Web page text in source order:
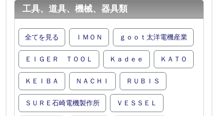
工具、道具、機械、器具類
全てを見る ＩＭＯＮ ｇｏｏｔ太洋電機産業
ＥＩＧＥＲ ＴＯＯＬ Ｋａｄｅｅ ＫＡＴＯ
ＫＥＩＢＡ ＮＡＣＨＩ ＲＵＢＩＳ
ＳＵＲＥ石崎電機製作所 ＶＥＳＳＥＬ